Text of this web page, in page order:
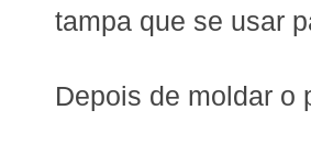
tampa que se usar
Depois de moldar o